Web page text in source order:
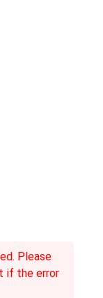
Please
if the error